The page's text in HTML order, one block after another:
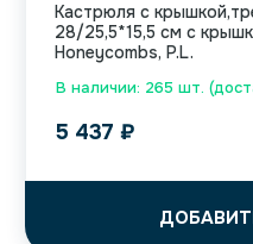
В наличии: 265 шт.
Кастрюля с
28/25,5*15,5 см с
Honeycombs, P.L.
5 437 ₽